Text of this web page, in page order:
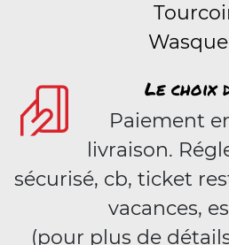
Le choix
Paiement
livraison.
sécurisé, cb, ticket
vacances,
(pour plus de